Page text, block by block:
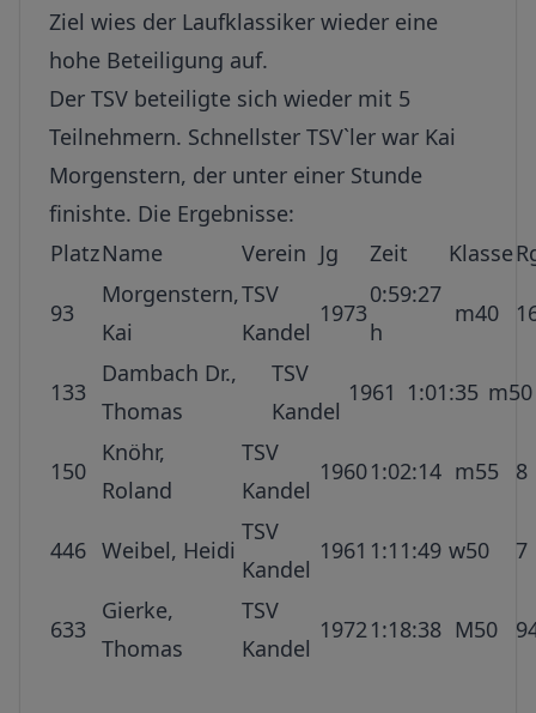
Ziel wies der Laufklassiker wieder eine
hohe Beteiligung auf.
Der TSV beteiligte sich wieder mit 5
Teilnehmern. Schnellster TSV`ler war Kai
Morgenstern, der unter einer Stunde
finishte. Die Ergebnisse:
PlatzName Verein Jg Zeit Klasse
93
Morgenstern,
Kai
TSV
Kandel
1973
0:59:27
h
m40
133
Dambach Dr.,
Thomas
TSV
Kandel
1961 1:01:35 m50
150
Knöhr,
Roland
TSV
Kandel
19601:02:14 m55 8
446 Weibel, Heidi
TSV
Kandel
1961 1:11:49 w50 7
633
Gierke,
Thomas
TSV
Kandel
19721:18:38 M50